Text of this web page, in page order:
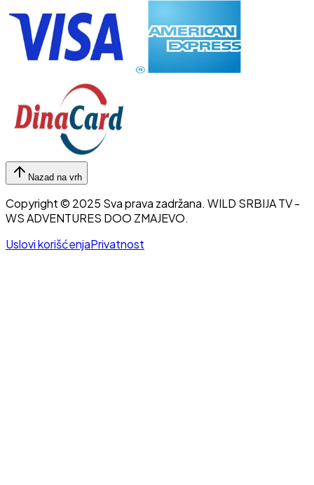
Nazad na vrh
Copyright © 2025 Sva prava zadržana. WILD SRBIJA TV-
WS ADVENTURES DOO ZMAJEVO.
Uslovi korišćenjaPrivatnost